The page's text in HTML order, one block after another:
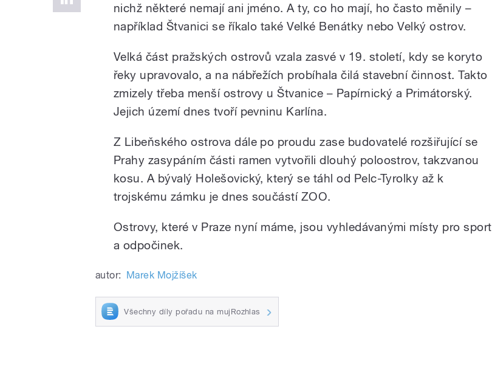
nichž některé nemají ani jméno. A ty, co ho mají, ho často měnily –
například Štvanici se říkalo také Velké Benátky nebo Velký ostrov.
Velká část pražských ostrovů vzala zasvé v 19. století, kdy se koryto
řeky upravovalo, a na nábřežích probíhala čilá stavební činnost. Takto
zmizely třeba menší ostrovy u Štvanice – Papírnický a Primátorský.
Jejich území dnes tvoří pevninu Karlína.
Z Libeňského ostrova dále po proudu zase budovatelé rozšiřující se
Prahy zasypáním části ramen vytvořili dlouhý poloostrov, takzvanou
kosu. A bývalý Holešovický, který se táhl od Pelc-Tyrolky až k
trojskému zámku je dnes součástí ZOO.
Ostrovy, které v Praze nyní máme, jsou vyhledávanými místy pro sport
a odpočinek.
autor: Marek Mojžíšek
Všechny díly pořadu na mujRozhlas